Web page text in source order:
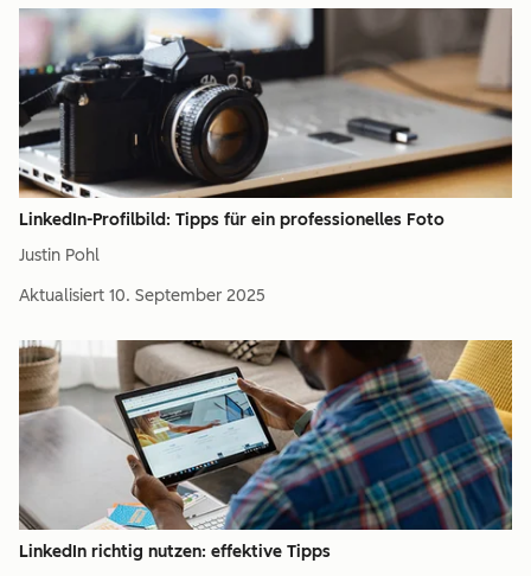
LinkedIn-Profilbild: Tipps für ein professionelles Foto
Justin Pohl
Aktualisiert 10. September 2025
LinkedIn richtig nutzen: effektive Tipps